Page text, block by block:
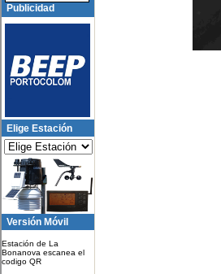
Publicidad
Elige Estación
Versión Móvil
Estación de La
Bonanova escanea el
codigo QR